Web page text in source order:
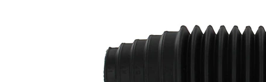
40 mm
Diâmetro até
53 mm
Diâmetro
interior 1